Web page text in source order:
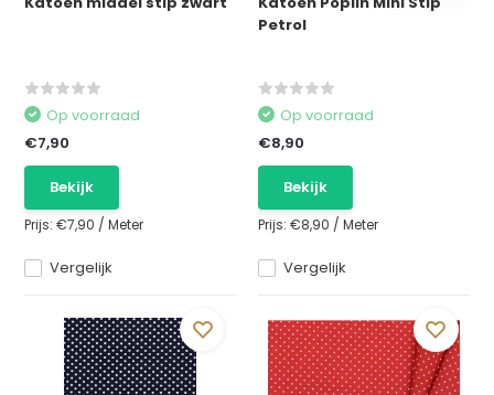
Vergelijk
Op voorraad
€7,90
Bekijk
Prijs:€7,90 /Meter
Petrol
Vergelijk
Op voorraad
€8,90
Bekijk
Prijs: €8,90 / Meter